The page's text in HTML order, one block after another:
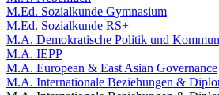
M.Ed. Sozialkunde Gymnasium
M.Ed. Sozialkunde RS+
M.A. Demokratische Politik und
M.A. IEPP
M.A. European & East Asian Governance
M.A. Internationale Beziehungen &